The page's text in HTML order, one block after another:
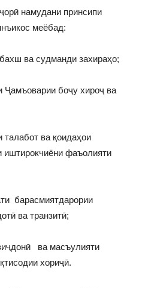
намудани принсипи
меёбад:
ва судманди захираҳо;
Ҷамъоварии боҷу хироҷ ва
талабот ва қоидаҳои
иштирокчиёни фаъолияти
барасмиятдарории
ва транзитӣ;
ва масъулияти
хориҷӣ.